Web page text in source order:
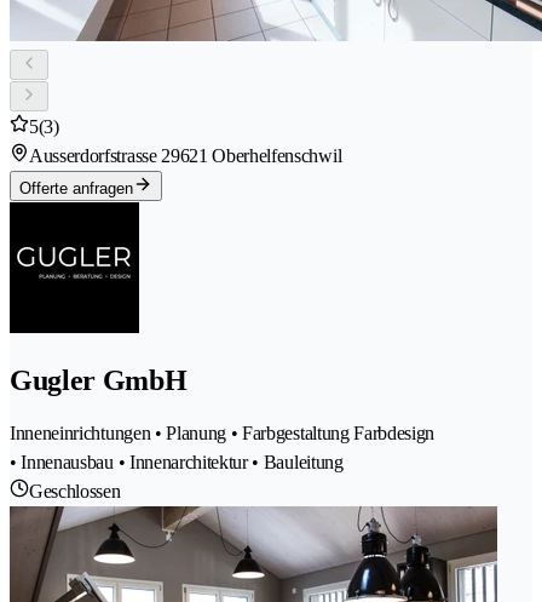
5(3)
Ausserdorfstrasse 29621 Oberhelfenschwil
Offerte anfragen
Gugler GmbH
Inneneinrichtungen • Planung • Farbgestaltung Farbdesign
• Innenausbau • Innenarchitektur • Bauleitung
Geschlossen